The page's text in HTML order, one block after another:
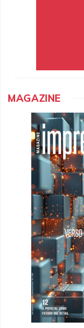
MAGAZINE